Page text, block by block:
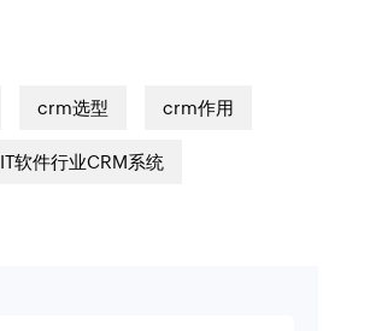
crm选型 crm作用
IT软件行业CRM系统